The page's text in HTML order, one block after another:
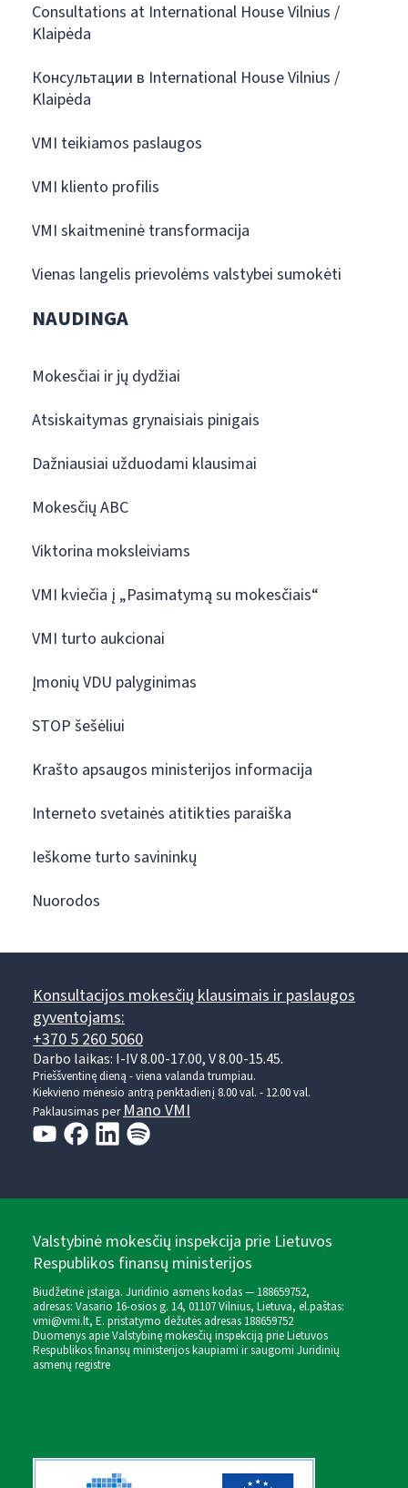
Consultations at International House Vilnius /
Klaipėda
Консультации в International House Vilnius /
Klaipėda
VMI teikiamos paslaugos
VMI kliento profilis
VMI skaitmeninė transformacija
Vienas langelis prievolėms valstybei sumokėti
NAUDINGA
Mokesčiai ir jų dydžiai
Atsiskaitymas grynaisiais pinigais
Dažniausiai užduodami klausimai
Mokesčių ABC
Viktorina moksleiviams
VMI kviečia į „Pasimatymą su mokesčiais“
VMI turto aukcionai
Įmonių VDU palyginimas
STOP šešėliui
Krašto apsaugos ministerijos informacija
Interneto svetainės atitikties paraiška
Ieškome turto savininkų
Nuorodos
Konsultacijos mokesčių klausimais ir paslaugos
gyventojams:
+370 5 260 5060
Darbo laikas: I-IV 8.00-17.00, V 8.00-15.45.
Prieššventinę dieną - viena valanda trumpiau.
Kiekvieno mėnesio antrą penktadienį 8.00 val. - 12.00 val.
Paklausimas perMano VMI
Valstybinė mokesčių inspekcija prie Lietuvos
Respublikos finansų ministerijos
Biudžetinė įstaiga. Juridinio asmens kodas — 188659752,
adresas: Vasario 16-osios g. 14, 01107 Vilnius, Lietuva, el.paštas:
vmi@vmi.lt, E. pristatymo dėžutės adresas 188659752
Duomenys apie Valstybinę mokesčių inspekciją prie Lietuvos
Respublikos finansų ministerijos kaupiami ir saugomi Juridinių
asmenų registre